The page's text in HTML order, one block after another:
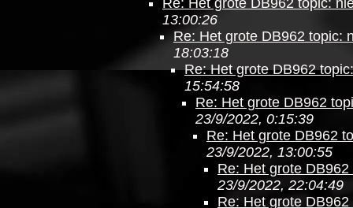
Re: Het grote DB962 topic:
13:00:26
Re: Het grote DB962 topic:
18:03:18
Re: Het grote DB962
15:54:58
Re: Het grote DB962
23/9/2022, 0:15:39
Re: Het grote DB962
23/9/2022, 13:00:55
Re: Het grote
23/9/2022, 22:04:49
Re: Het grote